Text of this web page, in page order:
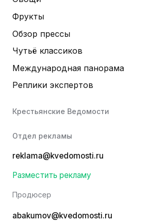
Фрукты
Обзор прессы
Чутьё классиков
Международная панорама
Реплики экспертов
Крестьянские Ведомости
Отдел рекламы
reklama@kvedomosti.ru
Разместить рекламу
Продюсер
abakumov@kvedomosti.ru